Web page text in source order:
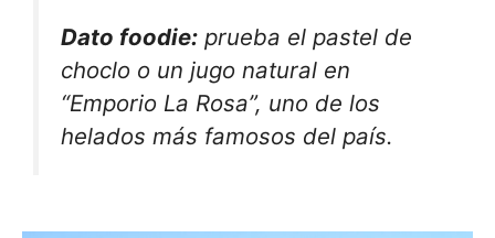
Dato foodie: prueba el pastel de
choclo o un jugo natural en
“Emporio La Rosa”, uno de los
helados más famosos del país.